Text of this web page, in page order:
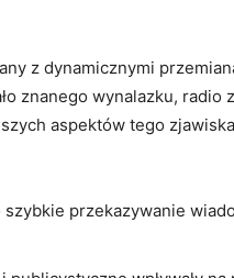
z dynamicznymi
znanego wynalazku, radio
aspektów tego
szybkie przekazywanie